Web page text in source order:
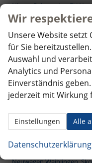
Nissan Reimporte - EU
Opel Reimporte - EU
Peugeot Reimporte - EU
Renault Reimporte - EU
Seat Reimporte - EU
Seat Alhambra Neuwagen
Neuwagen Waiblingen
Neuwagen Waiblingen
Sportstourer ST
Waiblingen
Skoda Reimporte - EU
Waiblingen,Skoda Karoq
Wir
Unsere Website setzt
für Sie
Auswahl und
Analytics und
Einverständnis
jederzeit mit Wirkung
Alle
Einstellungen
Datenschutzerklärung